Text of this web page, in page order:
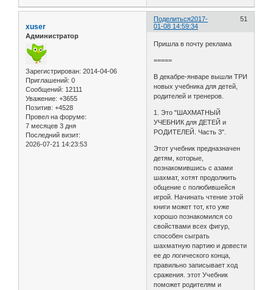
Поделиться 51
2017-
01-08 14:59:34
xuser
Администратор
Зарегистрирован: 2014-04-06
Приглашений: 0
Сообщений: 12111
Уважение: +3655
Позитив: +4528
Провел на форуме:
7 месяцев 3 дня
Последний визит:
2026-07-21 14:23:53
Пришла в почту реклама
=====
В декабре-январе вышли ТРИ
новых учебника для детей,
родителей и тренеров.
1. Это "ШАХМАТНЫЙ
УЧЕБНИК для ДЕТЕЙ и
РОДИТЕЛЕЙ. Часть 3".
Этот учебник предназначен
детям, которые,
познакомившись с азами
шахмат, хотят продолжить
общение с полюбившейся
игрой. Начинать чтение этой
книги может тот, кто уже
хорошо познакомился со
свойствами всех фигур,
способен сыграть
шахматную партию и довести
ее до логического конца,
правильно записывает ход
сражения. этот Учебник
поможет родителям и